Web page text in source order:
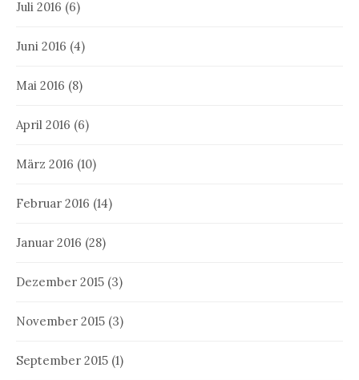
Juli 2016 (6)
Juni 2016 (4)
Mai 2016 (8)
April 2016 (6)
März 2016 (10)
Februar 2016 (14)
Januar 2016 (28)
Dezember 2015 (3)
November 2015 (3)
September 2015 (1)